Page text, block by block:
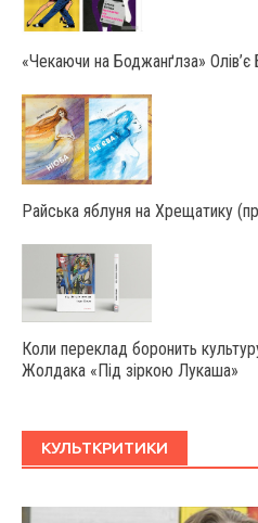
«Чекаючи на Боджанґлза»
Райська яблуня на Хрещатику
Коли переклад боронить
Жолдака «Під зіркою Лукаша»
КУЛЬТКРИТИКИ